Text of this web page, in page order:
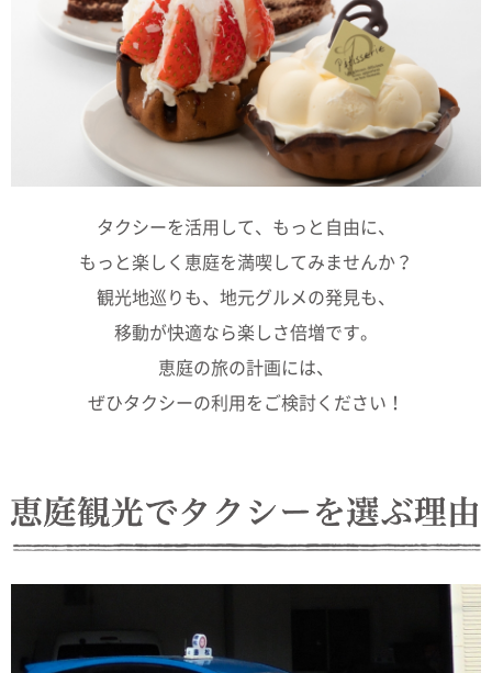
タクシーを活用して、もっと自由に、
もっと楽しく恵庭を満喫してみませんか？
観光地巡りも、地元グルメの発見も、
移動が快適なら楽しさ倍増です。
恵庭の旅の計画には、
ぜひタクシーの利用をご検討ください！